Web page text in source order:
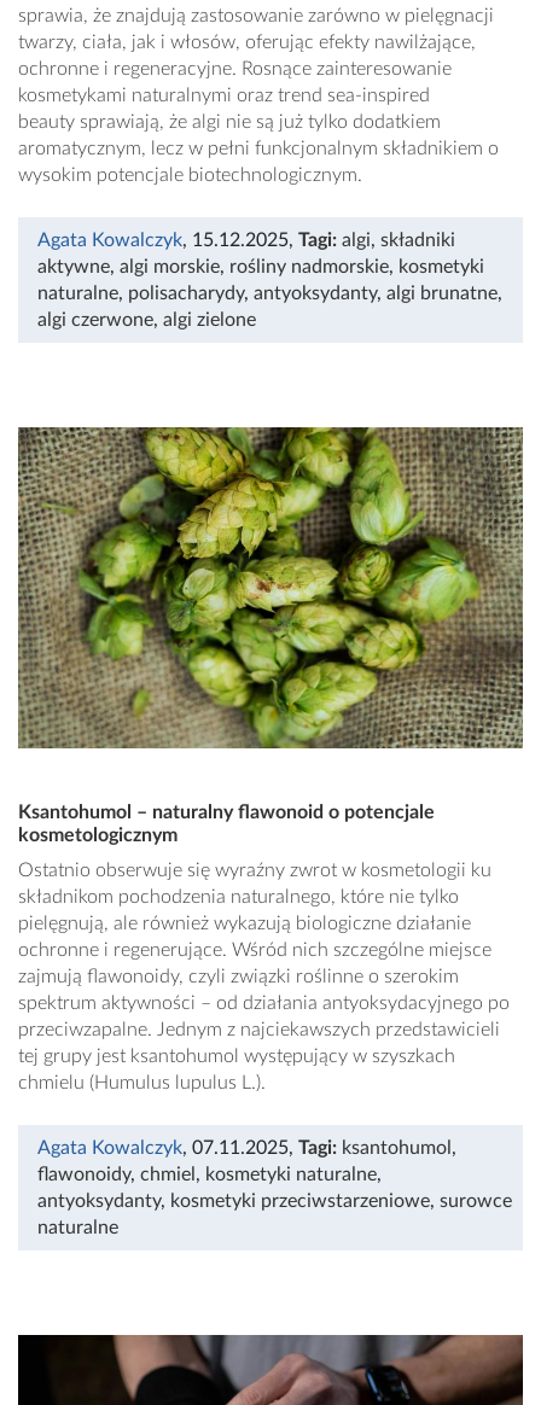
sprawia, że znajdują zastosowanie zarówno w pielęgnacji
twarzy, ciała, jak i włosów, oferując efekty nawilżające,
ochronne i regeneracyjne. Rosnące zainteresowanie
kosmetykami naturalnymi oraz trend sea-inspired
beauty sprawiają, że algi nie są już tylko dodatkiem
aromatycznym, lecz w pełni funkcjonalnym składnikiem o
wysokim potencjale biotechnologicznym.
Agata Kowalczyk, 15.12.2025, Tagi: algi, składniki
aktywne, algi morskie, rośliny nadmorskie, kosmetyki
naturalne, polisacharydy, antyoksydanty, algi brunatne,
algi czerwone, algi zielone
Ksantohumol – naturalny flawonoid o potencjale
kosmetologicznym
Ostatnio obserwuje się wyraźny zwrot w kosmetologii ku
składnikom pochodzenia naturalnego, które nie tylko
pielęgnują, ale również wykazują biologiczne działanie
ochronne i regenerujące. Wśród nich szczególne miejsce
zajmują flawonoidy, czyli związki roślinne o szerokim
spektrum aktywności – od działania antyoksydacyjnego po
przeciwzapalne. Jednym z najciekawszych przedstawicieli
tej grupy jest ksantohumol występujący w szyszkach
chmielu (Humulus lupulus L.).
Agata Kowalczyk, 07.11.2025, Tagi: ksantohumol ,
flawonoidy, chmiel , kosmetyki naturalne,
antyoksydanty, kosmetyki przeciwstarzeniowe, surowce
naturalne